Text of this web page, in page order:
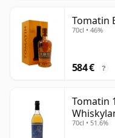
Tomatin
70cl • 46%
584 € ?
Tomatin
70cl • 51.6%